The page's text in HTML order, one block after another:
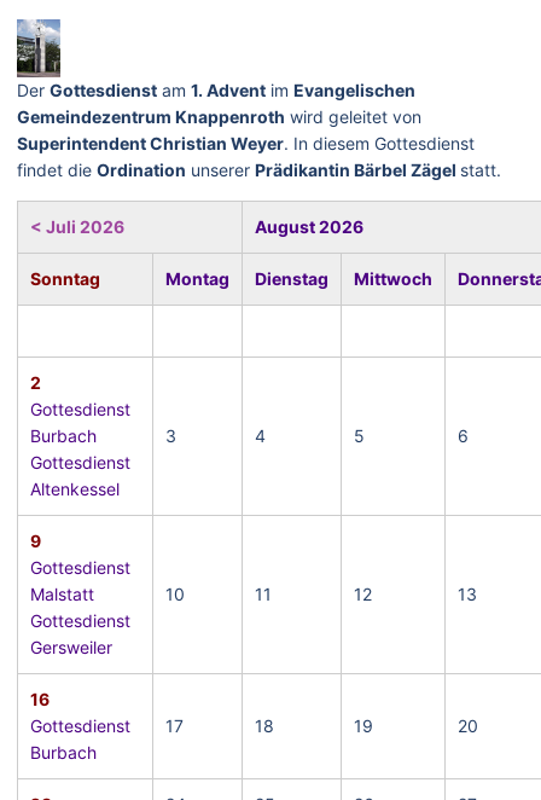
Der Gottesdienst am 1. Advent im Evangelischen
Gemeindezentrum Knappenroth wird geleitet von
Superintendent Christian Weyer. In diesem Gottesdienst
findet die Ordination unserer Prädikantin Bärbel Zägel statt.
< Juli 2026 August 2026
Sonntag Montag Dienstag Mittwoch
2
Gottesdienst
Burbach
Gottesdienst
Altenkessel
3 4 5 6
9
Gottesdienst
Malstatt
Gottesdienst
Gersweiler
10 11 12 13
16
Gottesdienst
Burbach
17 18 19 20